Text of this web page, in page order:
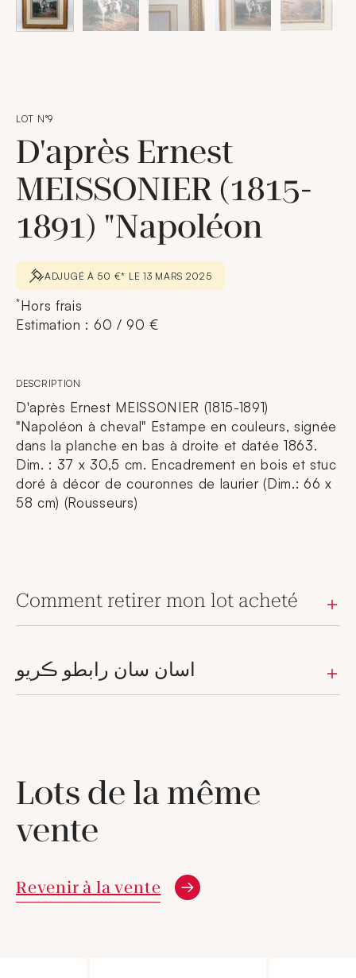
LOT N°9
D'après Ernest
MEISSONIER (1815-
1891) "Napoléon
ADJUGÉ À 50 €* LE 13 MARS 2025
*Hors frais
Estimation : 60 / 90 €
DESCRIPTION
D'après Ernest MEISSONIER (1815-1891)
"Napoléon à cheval" Estampe en couleurs, signée
dans la planche en bas à droite et datée 1863.
Dim. : 37 x 30,5 cm. Encadrement en bois et stuc
doré à décor de couronnes de laurier (Dim.: 66 x
58 cm) (Rousseurs)
Comment retirer mon lot acheté
اسان سان رابطو ڪريو
Lots de la même
vente
Revenir à la vente